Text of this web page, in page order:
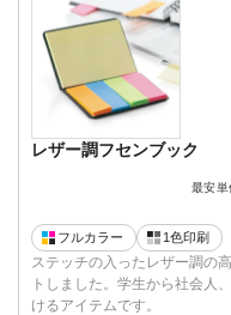
レザー調フセンブック
最安単
フルカラー 1色印刷
ステッチの入ったレザー調の
トしました。学生から社会人
けるアイテムです。